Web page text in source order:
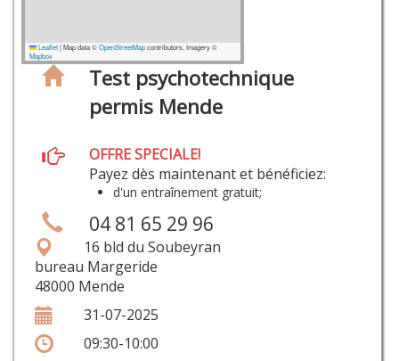
Leaflet |Map data ©OpenStreetMapcontributors, Imagery ©
Mapbox
Test psychotechnique
permis Mende
OFFRE SPECIALE!
Payez dès maintenant et bénéficiez:
d'un entraînement gratuit;
04 81 65 29 96
16 bld du Soubeyran
bureau Margeride
48000 Mende
31-07-2025
09:30-10:00